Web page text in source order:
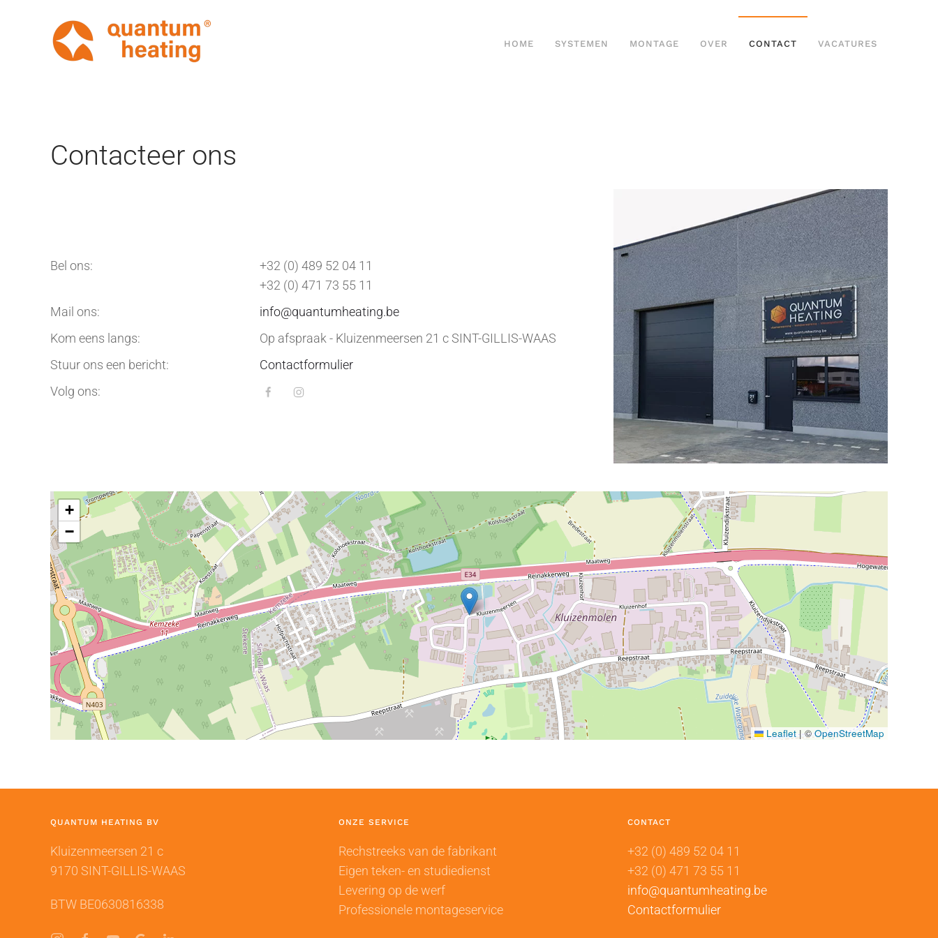
Terug naar hoofdinhoud
HOME SYSTEMEN MONTAGE OVER CONTACT VACATURES
Contacteer ons
Bel ons:
+32 (0) 489 52 04 11
+32 (0) 471 73 55 11
Mail ons:
info@quantumheating.be
Kom eens langs:
Op afspraak - Kluizenmeersen 21 c SINT-GILLIS-WAAS
Stuur ons een bericht:
Contactformulier
Volg ons:
+
−
Leaflet | © OpenStreetMap
QUANTUM HEATING BV
Kluizenmeersen 21 c
9170 SINT-GILLIS-WAAS
BTW BE0630816338
ONZE SERVICE
Rechstreeks van de fabrikant
Eigen teken- en studiedienst
Levering op de werf
Professionele montageservice
CONTACT
+32 (0) 489 52 04 11
+32 (0) 471 73 55 11
info@quantumheating.be
Contactformulier